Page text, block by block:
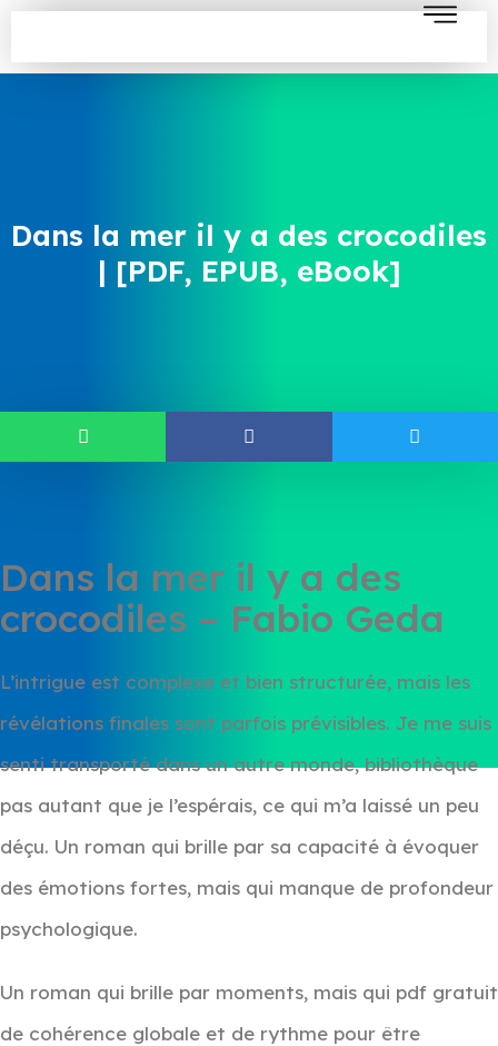
Dans la mer il y a des crocodiles
| [PDF, EPUB, eBook]
Dans la mer il y a des
crocodiles – Fabio Geda
L’intrigue est complexe et bien structurée, mais les
révélations finales sont parfois prévisibles. Je me suis
senti transporté dans un autre monde, bibliothèque
pas autant que je l’espérais, ce qui m’a laissé un peu
déçu. Un roman qui brille par sa capacité à évoquer
des émotions fortes, mais qui manque de profondeur
psychologique.
Un roman qui brille par moments, mais qui pdf gratuit
de cohérence globale et de rythme pour être